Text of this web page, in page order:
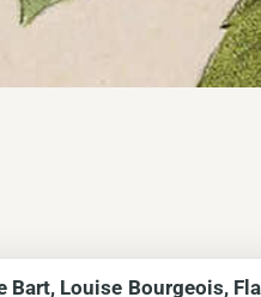
Bart, Louise Bourgeois,